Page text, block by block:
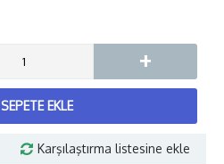
+
SEPETE EKLE
Karşılaştırma listesine ekle